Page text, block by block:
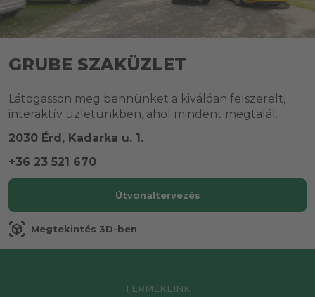
GRUBE SZAKÜZLET
Látogasson meg bennünket a kiválóan felszerelt,
interaktív üzletünkben, ahol mindent megtalál.
2030 Érd, Kadarka u. 1.
+36 23 521 670
Útvonaltervezés
view_in_ar Megtekintés 3D-ben
TERMÉKEINK